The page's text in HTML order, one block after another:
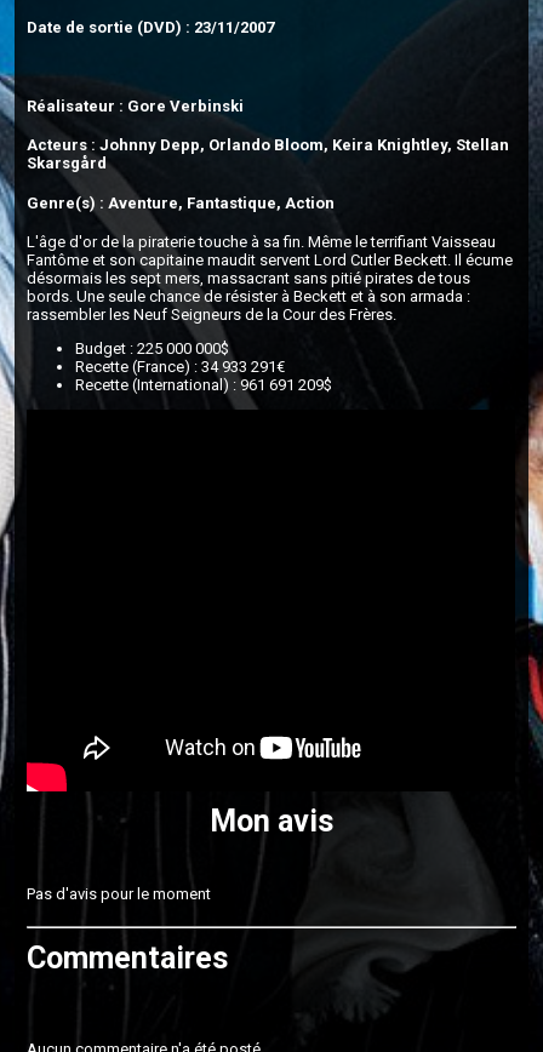
Date de sortie (DVD) : 23/11/2007
Réalisateur : Gore Verbinski
Acteurs : Johnny Depp, Orlando Bloom, Keira Knightley, Stellan
Skarsgård
Genre(s) : Aventure, Fantastique, Action
L'âge d'or de la piraterie touche à sa fin. Même le terrifiant Vaisseau
Fantôme et son capitaine maudit servent Lord Cutler Beckett. Il écume
désormais les sept mers, massacrant sans pitié pirates de tous
bords. Une seule chance de résister à Beckett et à son armada :
rassembler les Neuf Seigneurs de la Cour des Frères.
Budget : 225 000 000$
Recette (France) : 34 933 291€
Recette (International) : 961 691 209$
Mon avis
Pas d'avis pour le moment
Commentaires